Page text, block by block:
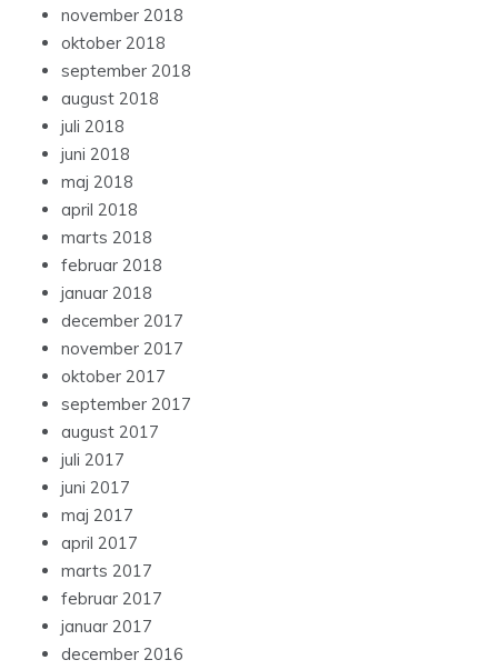
november 2018
oktober 2018
september 2018
august 2018
juli 2018
juni 2018
maj 2018
april 2018
marts 2018
februar 2018
januar 2018
december 2017
november 2017
oktober 2017
september 2017
august 2017
juli 2017
juni 2017
maj 2017
april 2017
marts 2017
februar 2017
januar 2017
december 2016